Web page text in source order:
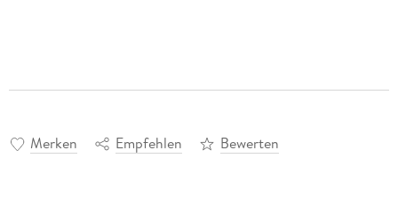
Merken Empfehlen Bewerten